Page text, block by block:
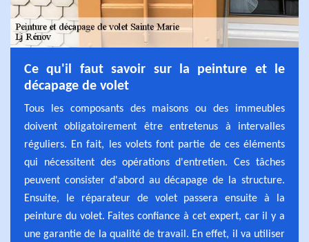
Ce qu'il faut savoir sur la peinture et le
décapage de volet
Tous les composants des maisons ou des immeubles
doivent obligatoirement être entretenus à intervalles
réguliers. En fait, les volets font partie de ces éléments
qui nécessitent des opérations d'entretien. Ces tâches
peuvent consister d'abord au décapage de la structure.
Ensuite, le réparateur de volet passera ensuite à la
peinture du volet. Faites confiance à cet expert, car il y a
une garantie de la qualité de travail. En effet, il va utiliser